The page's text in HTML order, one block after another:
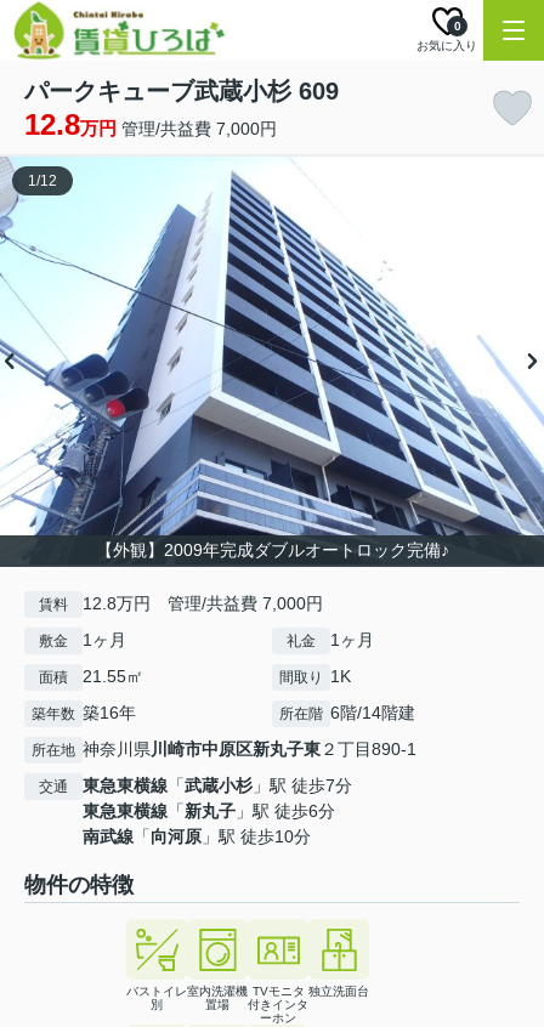
お気に入り
0
パークキューブ武蔵小杉 609
12.8万円 管理/共益費 7,000円
【外観】2009年完成ダブルオートロック完備♪
1/12
賃料 12.8万円 管理/共益費 7,000円
敷金 1ヶ月 礼金 1ヶ月
面積 21.55㎡ 間取り 1K
築年数 築16年 所在階 6階/14階建
所在地 神奈川県川崎市中原区新丸子東２丁目890-1
交通 東急東横線 「武蔵小杉 」駅 徒歩7分
東急東横線 「新丸子 」駅 徒歩6分
南武線 「向河原 」駅 徒歩10分
物件の特徴
バストイレ
別
室内洗濯機
置場
TVモニタ
付きインタ
ーホン
独立洗面台